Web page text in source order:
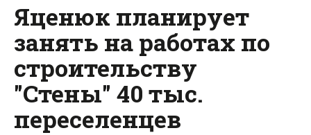
Яценюк планирует
занять на работах по
строительству
"Стены" 40 тыс.
переселенцев